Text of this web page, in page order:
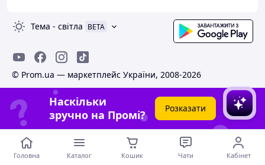
Тема - світла BETA
© Prom.ua — маркетплейс України, 2008-2026
Наскільки
зручно на Промі?
Розказати
Головна Каталог Кошик Чати Кабінет